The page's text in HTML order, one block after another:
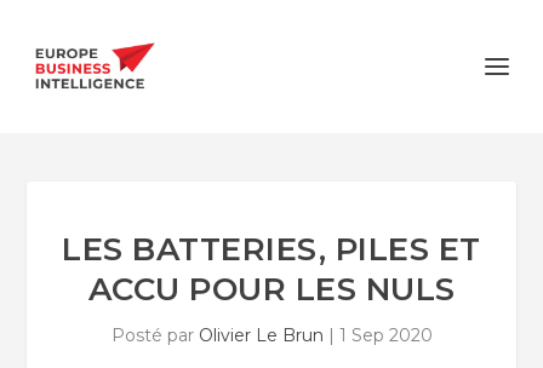
LES BATTERIES, PILES ET
ACCU POUR LES NULS
Posté par Olivier Le Brun | 1 Sep 2020